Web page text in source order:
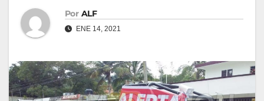
Por ALF
ENE 14, 2021